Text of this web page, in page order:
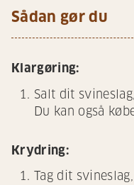
Sådan gør du
Klargøring:
Salt dit
Du kan også
Krydring:
Tag dit